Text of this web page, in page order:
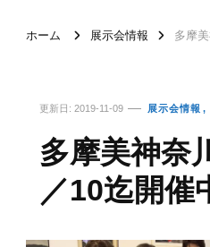
ホーム 展示会情報 多摩
更新日: 2019-11-09 展示会情報
多摩美神奈
／10迄開催